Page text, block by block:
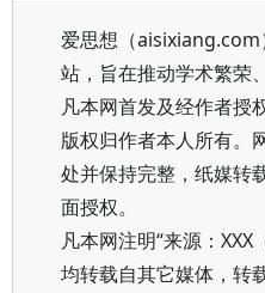
爱思想（aisixiang.com
站，旨在推动学术繁荣
凡本网首发及经作者授
版权归作者本人所有。
处并保持完整，纸媒转
面授权。
凡本网注明“来源：XXX
均转载自其它媒体，转